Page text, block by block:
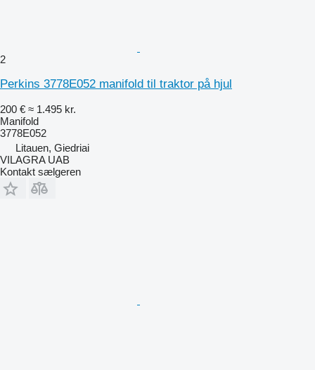
2
Perkins 3778E052 manifold til traktor på hjul
200 € ≈ 1.495 kr.
Manifold
3778E052
Litauen, Giedriai
VILAGRA UAB
Kontakt sælgeren